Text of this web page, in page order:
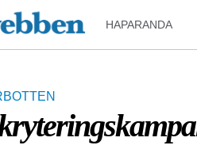
HAPARANDA